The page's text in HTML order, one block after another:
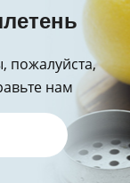
пожалуйста,
нам